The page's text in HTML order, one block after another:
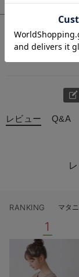
レビュー Q&A
RANKING マタ
1